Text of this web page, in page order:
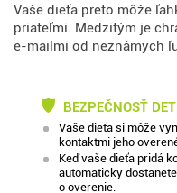
Vaše dieťa preto môže
priateľmi. Medzitým je
e-mailmi od neznámych
BEZPEČNOSŤ
Vaše dieťa si môže
kontaktmi jeho
Keď vaše dieťa pridá
automaticky
o overenie.